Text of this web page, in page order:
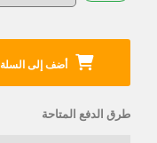
أضف إلى السلة
طرق الدفع المتاحة